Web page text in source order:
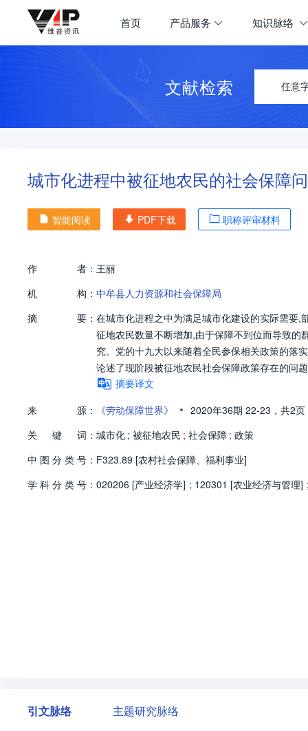
首页 产品服务 知识脉络
文献检索 任意
城市化进程中被征地农民的社会保障
智能阅读 PDF下载 职称评审材料
作 者： 王丽
机
构： 中牟县人力资源和社会保障局
摘
要： 在城市化进程之中为满足城市化建设的实际需要
征地农民数量不断增加,由于保障不到位而导致
究。党的十九大以来随着全民参保相关政策的落
论述了现阶段被征地农民社会保障政策存在的问
摘要译文
来
源： 《劳动保障世界》 • 2020年36期 22-23， 共2页
关
键 词： 城市化 ; 被征地农民 ; 社会保障 ; 政策
中 图 分 类 号： F323.89 [农村社会保障、福利事业]
学 科 分 类 号： 020206 [产业经济学] ; 120301 [农业经济与管理]
引文脉络 主题研究脉络